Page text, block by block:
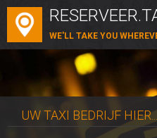
WE'LL TAKE YOU
UW TAXI BEDRIJF HIER...